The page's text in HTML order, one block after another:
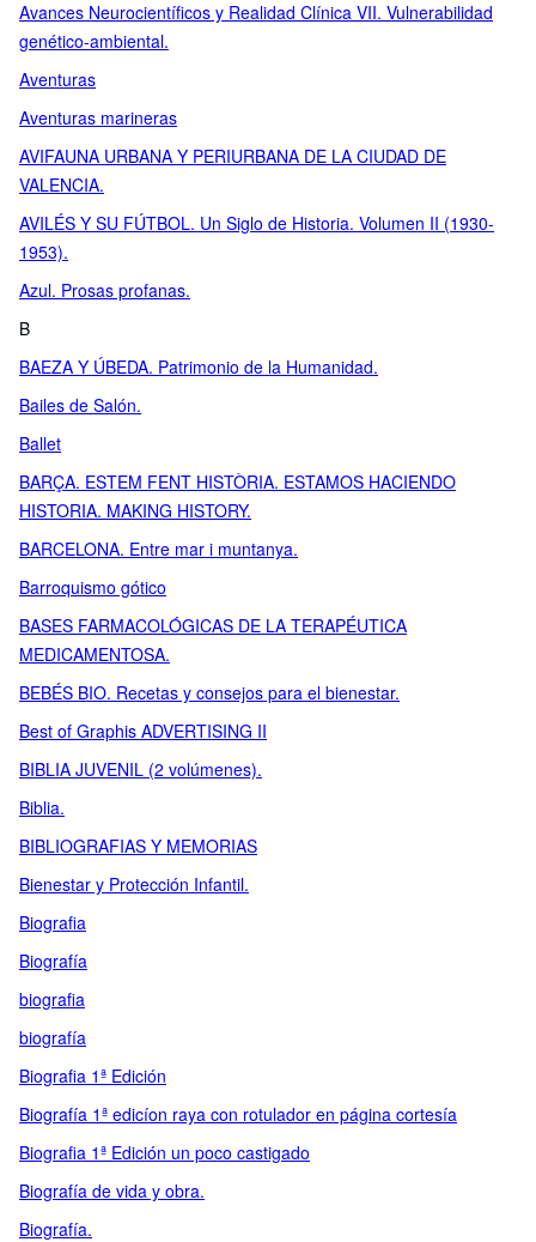
Avances Neurocientíficos y Realidad Clínica VII. Vulnerabilidad
genético-ambiental.
Aventuras
Aventuras marineras
AVIFAUNA URBANA Y PERIURBANA DE LA CIUDAD DE
VALENCIA.
AVILÉS Y SU FÚTBOL. Un Siglo de Historia. Volumen II (1930-
1953).
Azul. Prosas profanas.
B
BAEZA Y ÚBEDA. Patrimonio de la Humanidad.
Bailes de Salón.
Ballet
BARÇA. ESTEM FENT HISTÒRIA. ESTAMOS HACIENDO
HISTORIA. MAKING HISTORY.
BARCELONA. Entre mar i muntanya.
Barroquismo gótico
BASES FARMACOLÓGICAS DE LA TERAPÉUTICA
MEDICAMENTOSA.
BEBÉS BIO. Recetas y consejos para el bienestar.
Best of Graphis ADVERTISING II
BIBLIA JUVENIL (2 volúmenes).
Biblia.
BIBLIOGRAFIAS Y MEMORIAS
Bienestar y Protección Infantil.
Biografia
Biografía
biografia
biografía
Biografia 1ª Edición
Biografía 1ª edicíon raya con rotulador en página cortesía
Biografia 1ª Edición un poco castigado
Biografía de vida y obra.
Biografía.